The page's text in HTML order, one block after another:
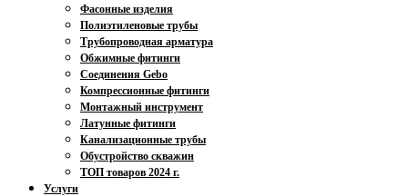
Фасонные изделия
Полиэтиленовые трубы
Трубопроводная арматура
Обжимные фитинги
Соединения Gebo
Компрессионные фитинги
Монтажный инструмент
Латунные фитинги
Канализационные трубы
Обустройство скважин
ТОП товаров 2024 г.
Услуги